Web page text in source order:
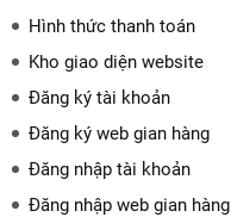
Hình thức thanh toán
Kho giao diện website
Đăng ký tài khoản
Đăng ký web gian hàng
Đăng nhập tài khoản
Đăng nhập web gian hàng